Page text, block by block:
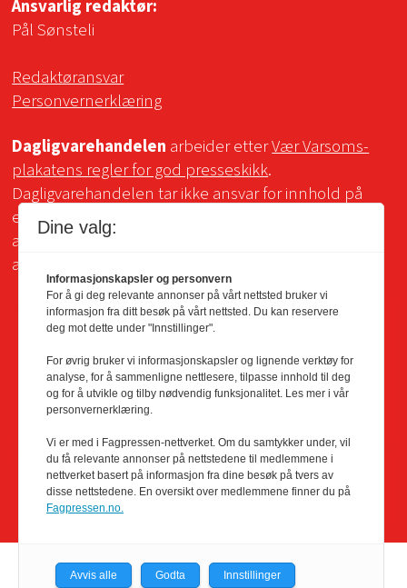
Ansvarlig redaktør:
Pål Sønsteli
Redaktøransvar
Personvernerklæring
Dagligvarehandelen arbeider etterVær Varsoms-
plakatens regler for god presseskikk.
Dagligvarehandelen tar ikke ansvar for innhold på
eksterne sider som det lenkes til. Kopiering for bruk
av Dagligvarehandelens materiale er ikke tillatt uten
avtale.
Dine valg:
Informasjonskapsler og personvern
For å gi deg relevante annonser på vårt nettsted bruker vi
informasjon fra ditt besøk på vårt nettsted. Du kan reservere
deg mot dette under "Innstillinger".
For øvrig bruker vi informasjonskapsler og lignende verktøy for
analyse, for å sammenligne nettlesere, tilpasse innhold til deg
og for å utvikle og tilby nødvendig funksjonalitet. Les mer i vår
personvernerklæring.
Vi er med i Fagpressen-nettverket. Om du samtykker under, vil
du få relevante annonser på nettstedene til medlemmene i
nettverket basert på informasjon fra dine besøk på tvers av
disse nettstedene. En oversikt over medlemmene finner du på
Fagpressen.no.
Avvis alle Godta Innstillinger